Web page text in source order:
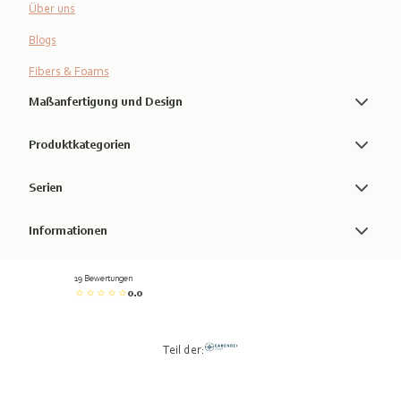
Über uns
Blogs
Fibers & Foams
Maßanfertigung und Design
Produktkategorien
Serien
Informationen
19 Bewertungen
0.0
Teil der: